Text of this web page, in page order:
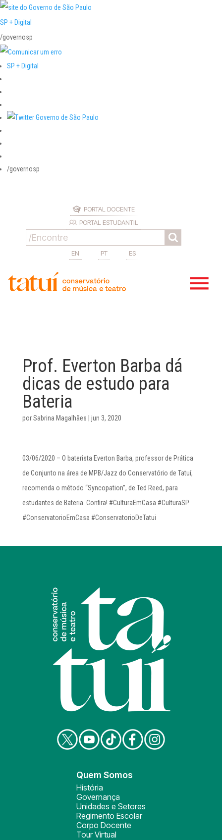
SP + Digital
/governosp
SP + Digital
/governosp
PORTAL DOCENTE
PORTAL ESTUDANTIL
EN PT ES
Prof. Everton Barba dá
dicas de estudo para
Bateria
porSabrina Magalhães jun 3, 2020
03/06/2020 – O baterista Everton Barba, professor de Prática
de Conjunto na área de MPB/Jazz do Conservatório de Tatuí,
recomenda o método “Syncopation”, de Ted Reed, para
estudantes de Bateria. Confira! #CulturaEmCasa #CulturaSP
#ConservatorioEmCasa #ConservatorioDeTatui
Quem Somos
História
Governança
Unidades e Setores
Regimento Escolar
Corpo Docente
Tour Virtual